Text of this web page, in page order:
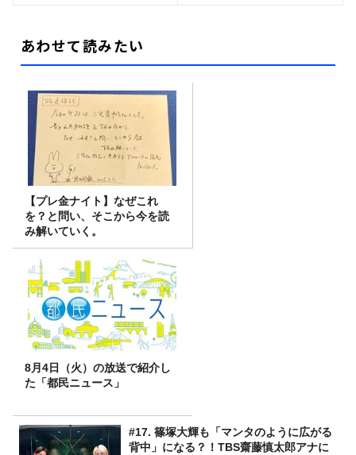
あわせて読みたい
【プレ金ナイト】なぜこれ
を？と問い、そこから今を読
み解いていく。
8月4日（火）の放送で紹介し
た「都民ニュース」
#17. 篠塚大輝も「マンタのように広がる
背中」になる？！TBS齋藤慎太郎アナに